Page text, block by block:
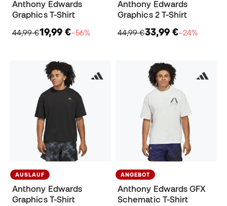
Anthony Edwards
Graphics T-Shirt
44,99 €19,99 €−56%
Anthony Edwards
Graphics 2 T-Shirt
44,99 €33,99 €−24%
AUSLAUF
Anthony Edwards
Graphics T-Shirt
ANGEBOT
Anthony Edwards GFX
Schematic T-Shirt